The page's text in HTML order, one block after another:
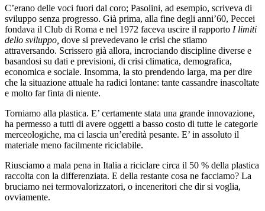
C’erano delle voci fuori dal coro; Pasolini, ad esempio, scriveva di
sviluppo senza progresso. Già prima, alla fine degli anni’60, Peccei
fondava il Club di Roma e nel 1972 faceva uscire il rapporto I limiti
dello sviluppo, dove si prevedevano le crisi che stiamo
attraversando. Scrissero già allora, incrociando discipline diverse e
basandosi su dati e previsioni, di crisi climatica, demografica,
economica e sociale. Insomma, la sto prendendo larga, ma per dire
che la situazione attuale ha radici lontane: tante cassandre inascoltate
e molto far finta di niente.
Torniamo alla plastica. E’ certamente stata una grande innovazione,
ha permesso a tutti di avere oggetti a basso costo di tutte le categorie
merceologiche, ma ci lascia un’eredità pesante. E’ in assoluto il
materiale meno facilmente riciclabile.
Riusciamo a mala pena in Italia a riciclare circa il 50 % della plastica
raccolta con la differenziata. E della restante cosa ne facciamo? La
bruciamo nei termovalorizzatori, o inceneritori che dir si voglia,
ovviamente.